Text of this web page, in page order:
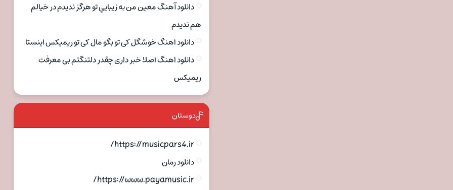
دانلود آهنگ معین من به زیباییِ تو هرگز ندیدم در خیالم
هم ندیدم
دانلود اهنگ خوشگل کی تو بگو مال کی تو ریمیکس اینستا
دانلود اهنگ اصلا خبر داری چقدر دلتنگتم بی معرفت
ریمیکس
دوستان
https://musicpars4.ir/
دانلود رمان
https://www.payamusic.ir/